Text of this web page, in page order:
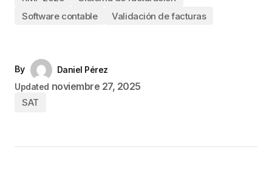
Software contable
Validación de facturas
By
Daniel Pérez
Updated noviembre 27, 2025
SAT